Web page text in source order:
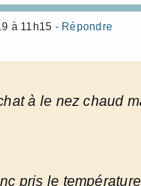
à 11h15 - Répondre
à le nez chaud
pris le